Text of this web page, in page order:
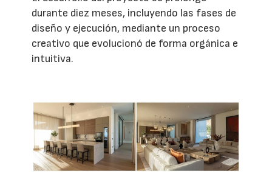
durante diez meses, incluyendo las fases de
diseño y ejecución, mediante un proceso
creativo que evolucionó de forma orgánica e
intuitiva.